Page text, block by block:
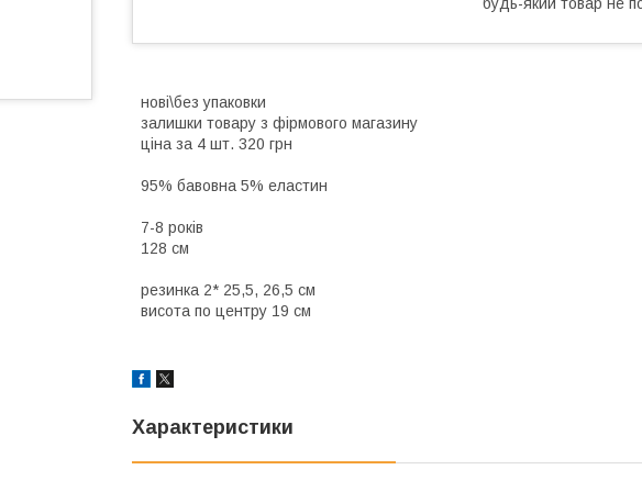
будь-який товар не
нові\без упаковки
залишки товару з фірмового магазину
ціна за 4 шт. 320 грн
95% бавовна 5% еластин
7-8 років
128 см
резинка 2* 25,5, 26,5 см
висота по центру 19 см
Характеристики